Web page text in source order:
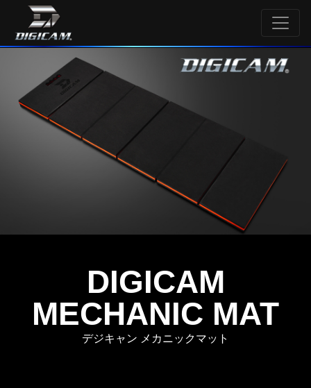
DIGICAM
MECHANIC MAT
デジキャン メカニックマット